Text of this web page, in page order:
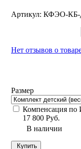
Артикул: КФЭО-
Нет отзывов о
Размер
Компенсация
17 800 Руб.
В наличии
Купить